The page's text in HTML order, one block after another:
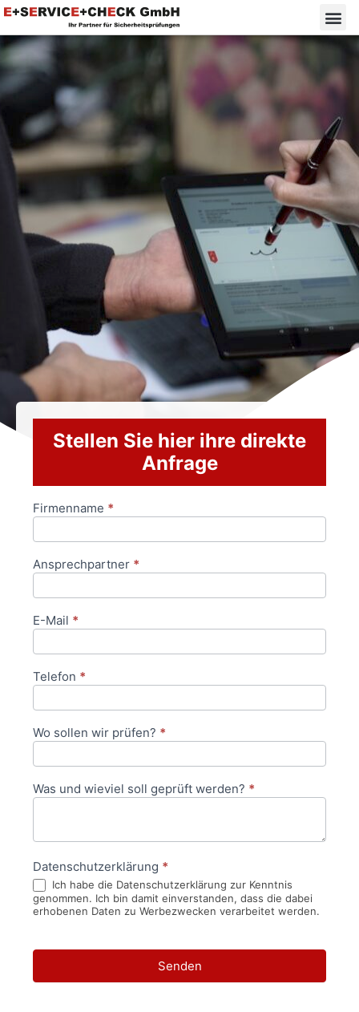
Stellen Sie hier ihre direkte
Anfrage
Anfrageformular
Firmenname *
Ansprechpartner *
E-Mail *
Telefon *
Wo sollen wir prüfen? *
Was und wieviel soll geprüft werden? *
Datenschutzerklärung *
Ich habe die Datenschutzerklärung zur Kenntnis
genommen. Ich bin damit einverstanden, dass die dabei
erhobenen Daten zu Werbezwecken verarbeitet werden.
Senden